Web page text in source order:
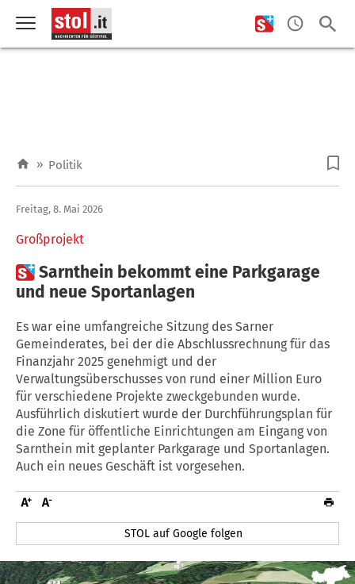
» Politik
Großprojekt
Freitag, 8. Mai 2026
Sarnthein bekommt eine Parkgarage
und neue Sportanlagen
Es war eine umfangreiche Sitzung des Sarner
Gemeinderates, bei der die Abschlussrechnung für das
Finanzjahr 2025 genehmigt und der
Verwaltungsüberschusses von rund einer Million Euro
für verschiedene Projekte zweckgebunden wurde.
Ausführlich diskutiert wurde der Durchführungsplan für
die Zone für öffentliche Einrichtungen am Eingang von
Sarnthein mit geplanter Parkgarage und Sportanlagen.
Auch ein neues Geschäft ist vorgesehen.
STOL auf Google folgen